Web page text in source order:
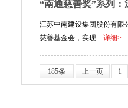
“南通慈善奖”系列
江苏中南建设集团股份有限
慈善基金会，实现... 详细>
185条 上一页 1